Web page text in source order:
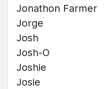
Jonathon Farmer
Jorge
Josh
Josh-O
Joshie
Josie